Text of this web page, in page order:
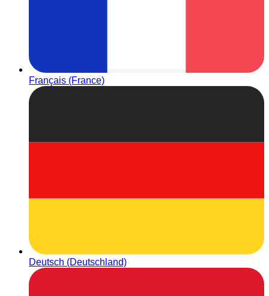
Français (France)
Deutsch (Deutschland)